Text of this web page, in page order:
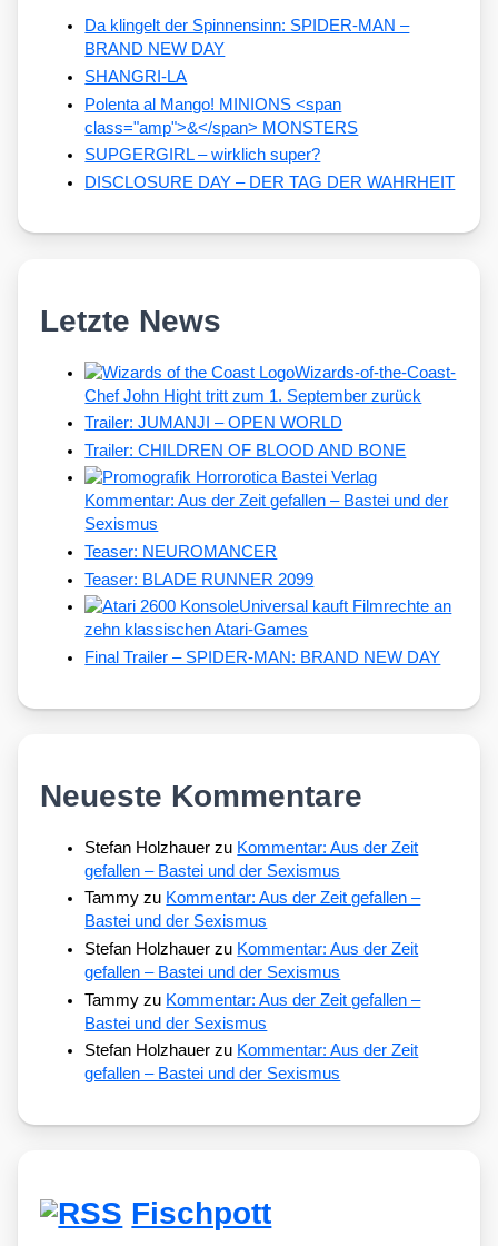
Da klingelt der Spinnensinn: SPIDER-MAN –
BRAND NEW DAY
SHANGRI-LA
Polenta al Mango! MINIONS <span
class="amp">&</span> MONSTERS
SUPGERGIRL – wirklich super?
DISCLOSURE DAY – DER TAG DER WAHRHEIT
Letzte News
Wizards-of-the-Coast-
Chef John Hight tritt zum 1. September zurück
Trailer: JUMANJI – OPEN WORLD
Trailer: CHILDREN OF BLOOD AND BONE
Kommentar: Aus der Zeit gefallen – Bastei und der
Sexismus
Teaser: NEUROMANCER
Teaser: BLADE RUNNER 2099
Universal kauft Filmrechte an
zehn klassischen Atari-Games
Final Trailer – SPIDER-MAN: BRAND NEW DAY
Neueste Kommentare
Stefan Holzhauer zu Kommentar: Aus der Zeit
gefallen – Bastei und der Sexismus
Tammy zu Kommentar: Aus der Zeit gefallen –
Bastei und der Sexismus
Stefan Holzhauer zu Kommentar: Aus der Zeit
gefallen – Bastei und der Sexismus
Tammy zu Kommentar: Aus der Zeit gefallen –
Bastei und der Sexismus
Stefan Holzhauer zu Kommentar: Aus der Zeit
gefallen – Bastei und der Sexismus
Fischpott